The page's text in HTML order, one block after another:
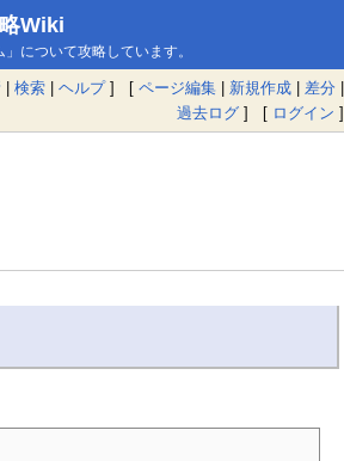
Wiki
について攻略しています。
| 検索 | ヘルプ] [ ページ編集 | 新規作成 | 差分 |
過去ログ ] [ ログイン ]